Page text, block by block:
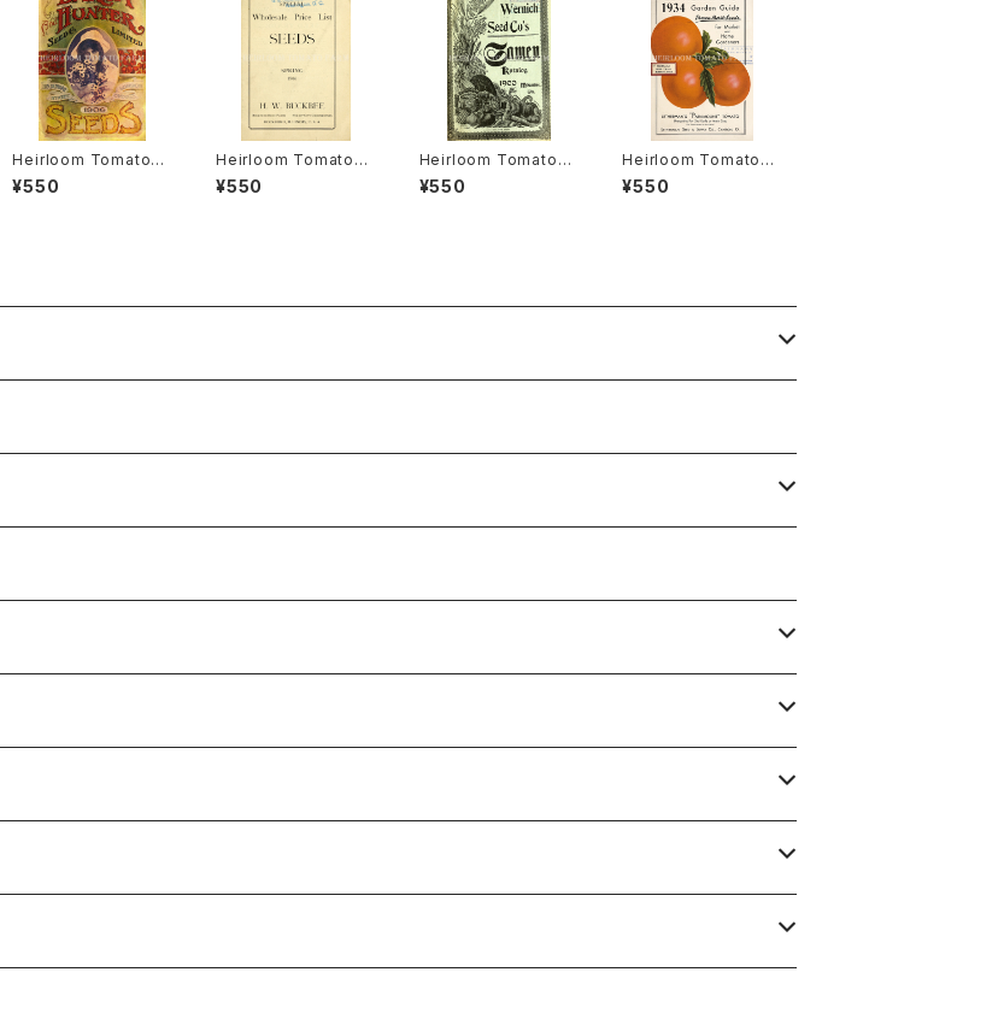
Heirloom Tomato®
Canada Pride エアル
ーム・トマト・カナダ・プ
¥550
Heirloom Tomato®
Livingston's Crimso
n Cushion エアルー
¥550
Heirloom Tomato®
Livingston's Boufo
mmenheir エアルー
¥550
Heirloom Tomato®
Lethermans' Param
ount エアルーム・トマ
¥550